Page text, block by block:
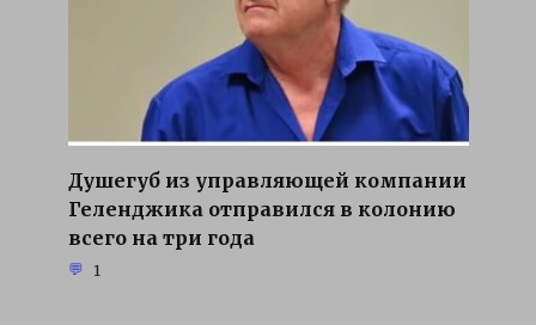
Душегуб из управляющей компании
Геленджика отправился в колонию
всего на три года
1